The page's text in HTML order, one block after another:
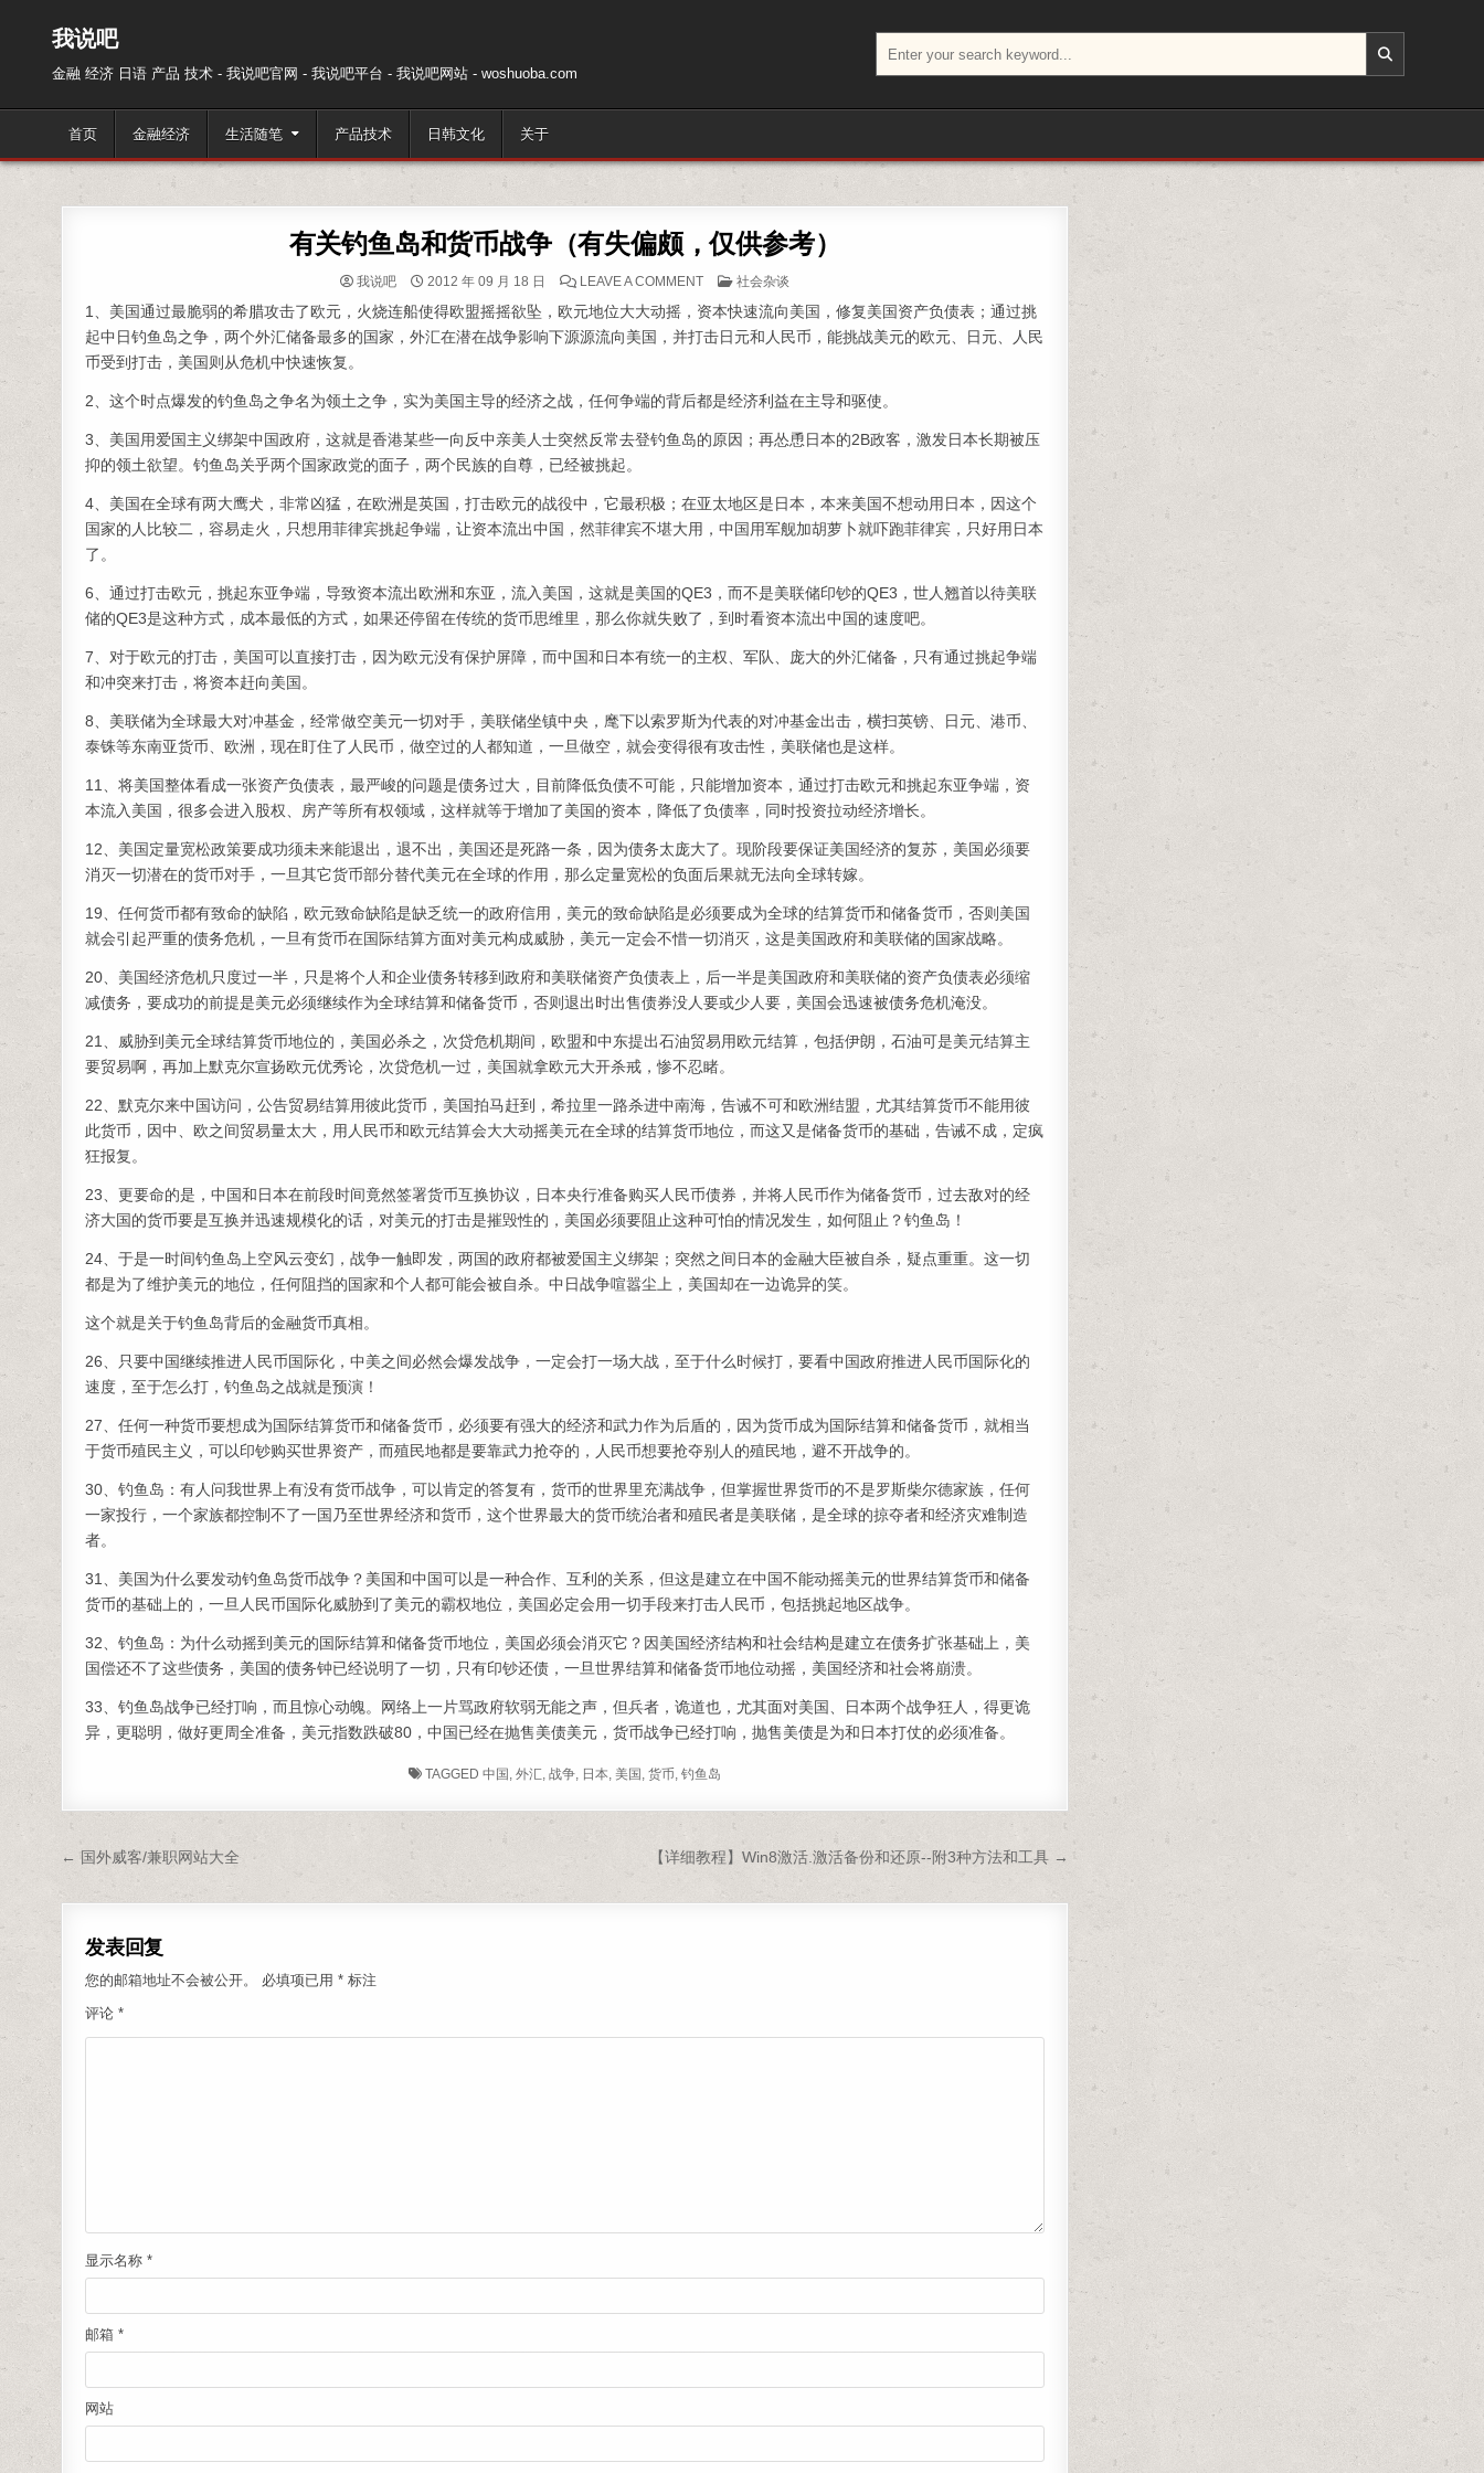
我说吧
金融 经济 日语 产品 技术 - 我说吧官网 - 我说吧平台 - 我说吧网站 - woshuoba.com
首页 金融经济 生活随笔 产品技术 日韩文化 关于
有关钓鱼岛和货币战争（有失偏颇，仅供参考）
我说吧 2012 年 09 月 18 日 LEAVE A COMMENTON 有关钓鱼岛和货币战争（有失偏颇，仅供参考）
POSTED IN
社会杂谈
1、美国通过最脆弱的希腊攻击了欧元，火烧连船使得欧盟摇摇欲坠，欧元地位大大动摇，资本快速流向美国，修复美国资产负债表；通过挑
起中日钓鱼岛之争，两个外汇储备最多的国家，外汇在潜在战争影响下源源流向美国，并打击日元和人民币，能挑战美元的欧元、日元、人民
币受到打击，美国则从危机中快速恢复。
2、这个时点爆发的钓鱼岛之争名为领土之争，实为美国主导的经济之战，任何争端的背后都是经济利益在主导和驱使。
3、美国用爱国主义绑架中国政府，这就是香港某些一向反中亲美人士突然反常去登钓鱼岛的原因；再怂恿日本的2B政客，激发日本长期被压
抑的领土欲望。钓鱼岛关乎两个国家政党的面子，两个民族的自尊，已经被挑起。
4、美国在全球有两大鹰犬，非常凶猛，在欧洲是英国，打击欧元的战役中，它最积极；在亚太地区是日本，本来美国不想动用日本，因这个
国家的人比较二，容易走火，只想用菲律宾挑起争端，让资本流出中国，然菲律宾不堪大用，中国用军舰加胡萝卜就吓跑菲律宾，只好用日本
了。
6、通过打击欧元，挑起东亚争端，导致资本流出欧洲和东亚，流入美国，这就是美国的QE3，而不是美联储印钞的QE3，世人翘首以待美联
储的QE3是这种方式，成本最低的方式，如果还停留在传统的货币思维里，那么你就失败了，到时看资本流出中国的速度吧。
7、对于欧元的打击，美国可以直接打击，因为欧元没有保护屏障，而中国和日本有统一的主权、军队、庞大的外汇储备，只有通过挑起争端
和冲突来打击，将资本赶向美国。
8、美联储为全球最大对冲基金，经常做空美元一切对手，美联储坐镇中央，麾下以索罗斯为代表的对冲基金出击，横扫英镑、日元、港币、
泰铢等东南亚货币、欧洲，现在盯住了人民币，做空过的人都知道，一旦做空，就会变得很有攻击性，美联储也是这样。
11、将美国整体看成一张资产负债表，最严峻的问题是债务过大，目前降低负债不可能，只能增加资本，通过打击欧元和挑起东亚争端，资
本流入美国，很多会进入股权、房产等所有权领域，这样就等于增加了美国的资本，降低了负债率，同时投资拉动经济增长。
12、美国定量宽松政策要成功须未来能退出，退不出，美国还是死路一条，因为债务太庞大了。现阶段要保证美国经济的复苏，美国必须要
消灭一切潜在的货币对手，一旦其它货币部分替代美元在全球的作用，那么定量宽松的负面后果就无法向全球转嫁。
19、任何货币都有致命的缺陷，欧元致命缺陷是缺乏统一的政府信用，美元的致命缺陷是必须要成为全球的结算货币和储备货币，否则美国
就会引起严重的债务危机，一旦有货币在国际结算方面对美元构成威胁，美元一定会不惜一切消灭，这是美国政府和美联储的国家战略。
20、美国经济危机只度过一半，只是将个人和企业债务转移到政府和美联储资产负债表上，后一半是美国政府和美联储的资产负债表必须缩
减债务，要成功的前提是美元必须继续作为全球结算和储备货币，否则退出时出售债券没人要或少人要，美国会迅速被债务危机淹没。
21、威胁到美元全球结算货币地位的，美国必杀之，次贷危机期间，欧盟和中东提出石油贸易用欧元结算，包括伊朗，石油可是美元结算主
要贸易啊，再加上默克尔宣扬欧元优秀论，次贷危机一过，美国就拿欧元大开杀戒，惨不忍睹。
22、默克尔来中国访问，公告贸易结算用彼此货币，美国拍马赶到，希拉里一路杀进中南海，告诫不可和欧洲结盟，尤其结算货币不能用彼
此货币，因中、欧之间贸易量太大，用人民币和欧元结算会大大动摇美元在全球的结算货币地位，而这又是储备货币的基础，告诫不成，定疯
狂报复。
23、更要命的是，中国和日本在前段时间竟然签署货币互换协议，日本央行准备购买人民币债券，并将人民币作为储备货币，过去敌对的经
济大国的货币要是互换并迅速规模化的话，对美元的打击是摧毁性的，美国必须要阻止这种可怕的情况发生，如何阻止？钓鱼岛！
24、于是一时间钓鱼岛上空风云变幻，战争一触即发，两国的政府都被爱国主义绑架；突然之间日本的金融大臣被自杀，疑点重重。这一切
都是为了维护美元的地位，任何阻挡的国家和个人都可能会被自杀。中日战争喧嚣尘上，美国却在一边诡异的笑。
这个就是关于钓鱼岛背后的金融货币真相。
26、只要中国继续推进人民币国际化，中美之间必然会爆发战争，一定会打一场大战，至于什么时候打，要看中国政府推进人民币国际化的
速度，至于怎么打，钓鱼岛之战就是预演！
27、任何一种货币要想成为国际结算货币和储备货币，必须要有强大的经济和武力作为后盾的，因为货币成为国际结算和储备货币，就相当
于货币殖民主义，可以印钞购买世界资产，而殖民地都是要靠武力抢夺的，人民币想要抢夺别人的殖民地，避不开战争的。
30、钓鱼岛：有人问我世界上有没有货币战争，可以肯定的答复有，货币的世界里充满战争，但掌握世界货币的不是罗斯柴尔德家族，任何
一家投行，一个家族都控制不了一国乃至世界经济和货币，这个世界最大的货币统治者和殖民者是美联储，是全球的掠夺者和经济灾难制造
者。
31、美国为什么要发动钓鱼岛货币战争？美国和中国可以是一种合作、互利的关系，但这是建立在中国不能动摇美元的世界结算货币和储备
货币的基础上的，一旦人民币国际化威胁到了美元的霸权地位，美国必定会用一切手段来打击人民币，包括挑起地区战争。
32、钓鱼岛：为什么动摇到美元的国际结算和储备货币地位，美国必须会消灭它？因美国经济结构和社会结构是建立在债务扩张基础上，美
国偿还不了这些债务，美国的债务钟已经说明了一切，只有印钞还债，一旦世界结算和储备货币地位动摇，美国经济和社会将崩溃。
33、钓鱼岛战争已经打响，而且惊心动魄。网络上一片骂政府软弱无能之声，但兵者，诡道也，尤其面对美国、日本两个战争狂人，得更诡
异，更聪明，做好更周全准备，美元指数跌破80，中国已经在抛售美债美元，货币战争已经打响，抛售美债是为和日本打仗的必须准备。
TAGGED中国 ,外汇,战争, 日本,美国 ,货币,钓鱼岛
文章导航 【详细教程】Win8激活.激活备份和还原--附3种方法和工具 →
← 国外威客/兼职网站大全
发表回复
您的邮箱地址不会被公开。 必填项已用* 标注
评论*
显示名称*
邮箱*
网站